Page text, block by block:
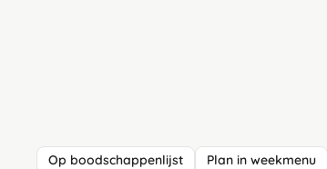
Op boodschappenlijst Plan in weekmenu